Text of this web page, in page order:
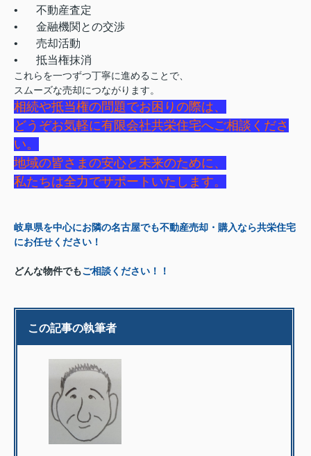
•
不動産査定
•
金融機関との交渉
•
売却活動
•
抵当権抹消
これらを一つずつ丁寧に進めることで、
スムーズな売却につながります。
相続や抵当権の問題でお困りの際は、
どうぞお気軽に有限会社共栄住宅へご相談くださ
い。
地域の皆さまの安心と未来のために、
私たちは全力でサポートいたします。
岐阜県を中心にお隣の名古屋でも不動産売却・購入なら共栄住宅
にお任せください！
どんな物件でもご相談ください！！
この記事の執筆者